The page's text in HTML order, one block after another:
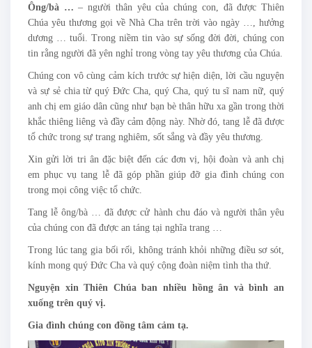
Ông/bà … – người thân yêu của chúng con, đã được Thiên
Chúa yêu thương gọi về Nhà Cha trên trời vào ngày …, hưởng
dương … tuổi. Trong niềm tin vào sự sống đời đời, chúng con
tin rằng người đã yên nghỉ trong vòng tay yêu thương của Chúa.
Chúng con vô cùng cảm kích trước sự hiện diện, lời cầu nguyện
và sự sẻ chia từ quý Đức Cha, quý Cha, quý tu sĩ nam nữ, quý
anh chị em giáo dân cũng như bạn bè thân hữu xa gần trong thời
khắc thiêng liêng và đầy cảm động này. Nhờ đó, tang lễ đã được
tổ chức trong sự trang nghiêm, sốt sắng và đầy yêu thương.
Xin gửi lời tri ân đặc biệt đến các đơn vị, hội đoàn và anh chị
em phục vụ tang lễ đã góp phần giúp đỡ gia đình chúng con
trong mọi công việc tổ chức.
Tang lễ ông/bà … đã được cử hành chu đáo và người thân yêu
của chúng con đã được an táng tại nghĩa trang …
Trong lúc tang gia bối rối, không tránh khỏi những điều sơ sót,
kính mong quý Đức Cha và quý cộng đoàn niệm tình tha thứ.
Nguyện xin Thiên Chúa ban nhiều hồng ân và bình an
xuống trên quý vị.
Gia đình chúng con đồng tâm cảm tạ.